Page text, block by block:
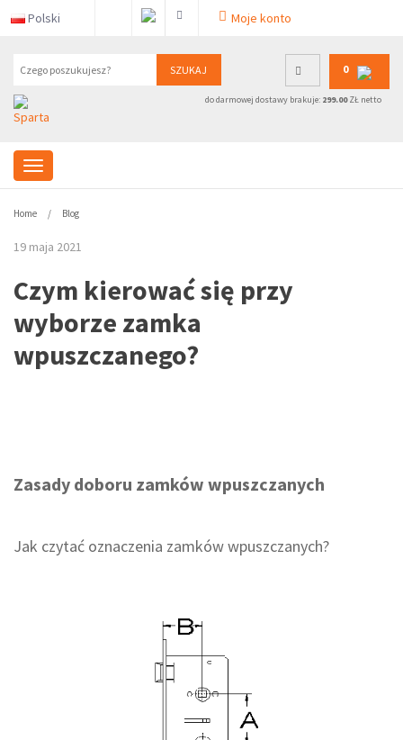
Polski Moje konto
SZUKAJ 0
do darmowej dostawy brakuje: 299.00ZŁ netto
Home Blog
19 maja 2021
Czym kierować się przy
wyborze zamka
wpuszczanego?
Zasady doboru zamków wpuszczanych
Jak czytać oznaczenia zamków wpuszczanych?